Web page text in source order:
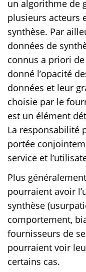
un algorithme de
plusieurs acteurs
synthèse. Par
données de
connus a priori
donné l’opacité
données et leur
choisie par le
est un élément
La responsabilité
portée
service et
Plus
pourraient avoir
synthèse
comportement,
fournisseurs de
pourraient voir
certains cas.